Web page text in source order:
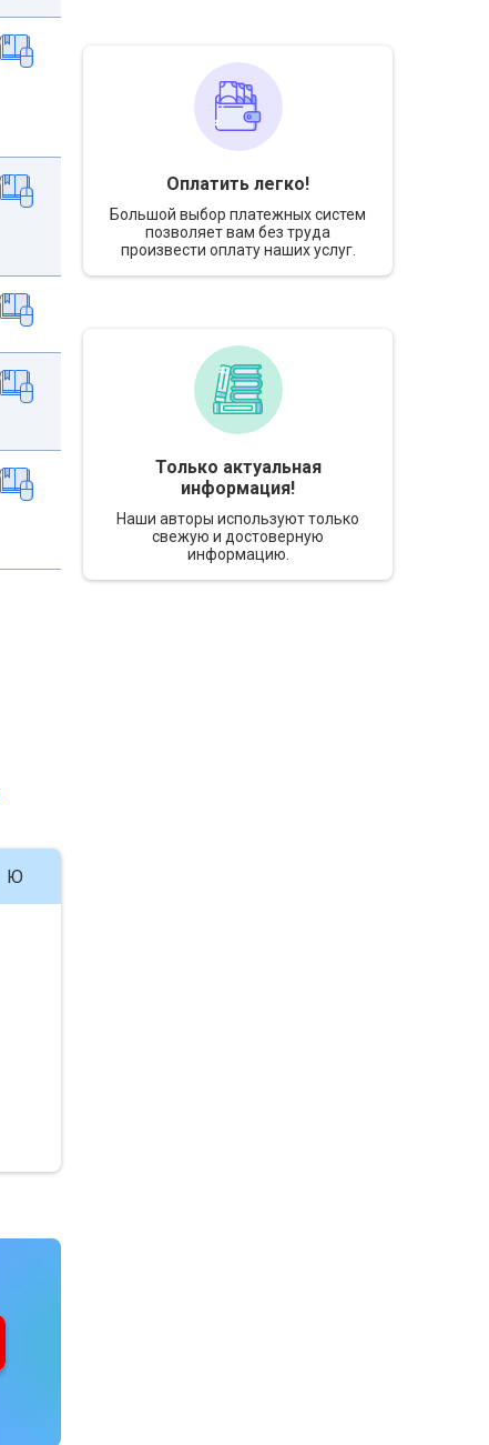
Ю
Оплатить легко!
Большой выбор платежных систем
позволяет вам без труда
произвести оплату наших услуг.
Только актуальная
информация!
Наши авторы используют только
свежую и достоверную
информацию.